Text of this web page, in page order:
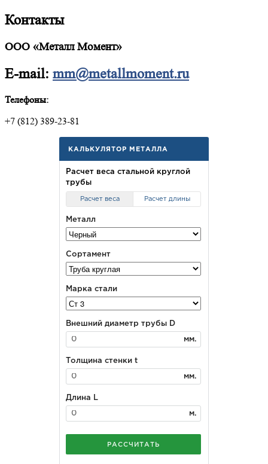
Контакты
ООО «Металл Момент»
E-mail: mm@metallmoment.ru
Телефоны:
+7 (812) 389-23-81